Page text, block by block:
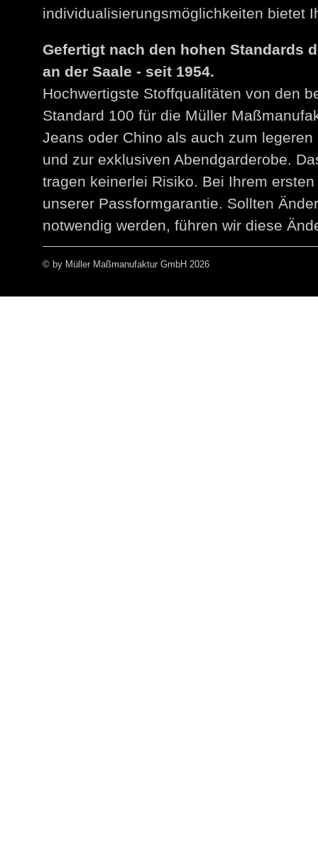
individualisierungsmöglichkeiten bietet
Gefertigt nach den hohen Standards
an der Saale - seit 1954.
Hochwertigste Stoffqualitäten von den
Standard 100 für die Müller
Jeans oder Chino als auch zum
und zur exklusiven Abendgarderobe.
tragen keinerlei Risiko. Bei Ihrem
unserer Passformgarantie. Sollten
notwendig werden, führen wir diese
© by Müller Maßmanufaktur GmbH 2026